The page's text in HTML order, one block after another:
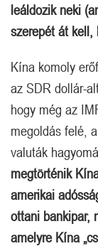
leáldozik neki
szerepét át kell,
Kína komoly
az SDR dollár-
hogy még az
megoldás felé,
valuták
megtörténik
amerikai
ottani bankipar,
amelyre Kína